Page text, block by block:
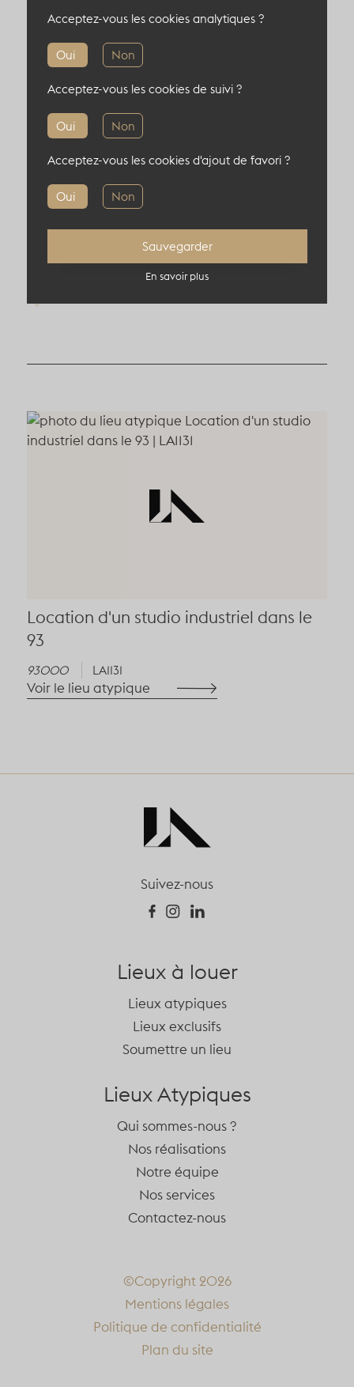
invités.
Capacité du lieu atypique
250 pers en cocktail
Informations complémentaires
Location d'un studio industriel dans le
93
93000 LA1131
Voir le lieu atypique
Suivez-nous
Lieux à louer
Lieux atypiques
Lieux exclusifs
Soumettre un lieu
Lieux Atypiques
Qui sommes-nous ?
Nos réalisations
Notre équipe
Nos services
Contactez-nous
©Copyright 2026
Mentions légales
Politique de confidentialité
Plan du site
Oui Non
Acceptez-vous les cookies analytiques ?
Oui Non
Acceptez-vous les cookies de suivi ?
Oui Non
Acceptez-vous les cookies d'ajout de favori ?
Sauvegarder
En savoir plus